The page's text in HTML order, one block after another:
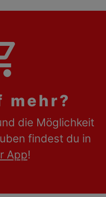
mehr?
die Möglichkeit
findest du in
App!